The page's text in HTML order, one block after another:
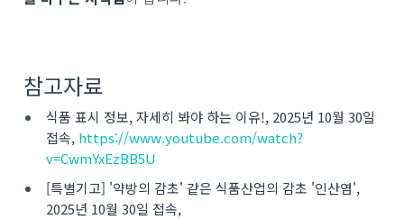
참고자료
식품 표시 정보, 자세히 봐야 하는 이유!, 2025년 10월 30일
접속, https://www.youtube.com/watch?
v=CwmYxEzBB5U
[특별기고] '약방의 감초' 같은 식품산업의 감초 '인산염',
2025년 10월 30일 접속,